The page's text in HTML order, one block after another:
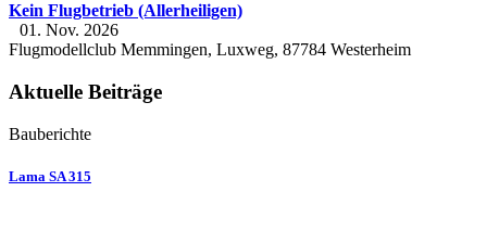
Kein Flugbetrieb (Allerheiligen)
01. Nov. 2026
Flugmodellclub Memmingen, Luxweg, 87784 Westerheim
Aktuelle Beiträge
Bauberichte
Lama SA 315